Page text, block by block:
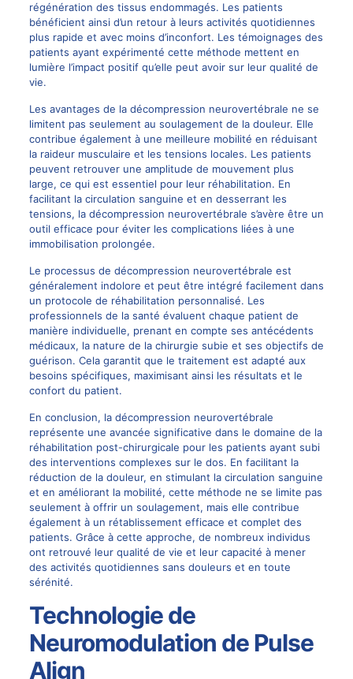
régénération des tissus endommagés. Les patients
bénéficient ainsi d’un retour à leurs activités quotidiennes
plus rapide et avec moins d’inconfort. Les témoignages des
patients ayant expérimenté cette méthode mettent en
lumière l’impact positif qu’elle peut avoir sur leur qualité de
vie.
Les avantages de la décompression neurovertébrale ne se
limitent pas seulement au soulagement de la douleur. Elle
contribue également à une meilleure mobilité en réduisant
la raideur musculaire et les tensions locales. Les patients
peuvent retrouver une amplitude de mouvement plus
large, ce qui est essentiel pour leur réhabilitation. En
facilitant la circulation sanguine et en desserrant les
tensions, la décompression neurovertébrale s’avère être un
outil efficace pour éviter les complications liées à une
immobilisation prolongée.
Le processus de décompression neurovertébrale est
généralement indolore et peut être intégré facilement dans
un protocole de réhabilitation personnalisé. Les
professionnels de la santé évaluent chaque patient de
manière individuelle, prenant en compte ses antécédents
médicaux, la nature de la chirurgie subie et ses objectifs de
guérison. Cela garantit que le traitement est adapté aux
besoins spécifiques, maximisant ainsi les résultats et le
confort du patient.
En conclusion, la décompression neurovertébrale
représente une avancée significative dans le domaine de la
réhabilitation post-chirurgicale pour les patients ayant subi
des interventions complexes sur le dos. En facilitant la
réduction de la douleur, en stimulant la circulation sanguine
et en améliorant la mobilité, cette méthode ne se limite pas
seulement à offrir un soulagement, mais elle contribue
également à un rétablissement efficace et complet des
patients. Grâce à cette approche, de nombreux individus
ont retrouvé leur qualité de vie et leur capacité à mener
des activités quotidiennes sans douleurs et en toute
sérénité.
Technologie de
Neuromodulation de Pulse
Align